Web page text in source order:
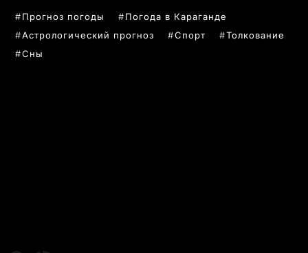
Прогноз погоды
Погода в Караганде
Астрологический прогноз
Спорт
Толкование
Сны